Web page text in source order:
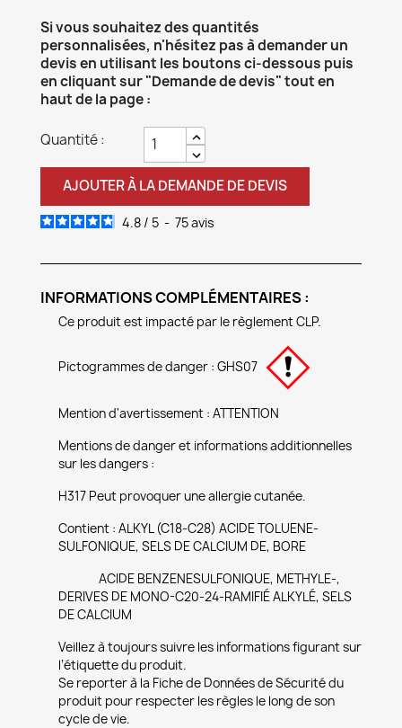
Si vous souhaitez des quantités
personnalisées, n'hésitez pas à demander un
devis en utilisant les boutons ci-dessous puis
en cliquant sur "Demande de devis" tout en
haut de la page :
Quantité :
AJOUTER À LA DEMANDE DE DEVIS
4.8 / 5 - 75avis
INFORMATIONS COMPLÉMENTAIRES :
Ce produit est impacté par le règlement CLP.
Pictogrammes de danger : GHS07
Mention d'avertissement : ATTENTION
Mentions de danger et informations additionnelles
sur les dangers :
H317 Peut provoquer une allergie cutanée.
Contient : ALKYL (C18-C28) ACIDE TOLUENE-
SULFONIQUE, SELS DE CALCIUM DE, BORE
ACIDE BENZENESULFONIQUE, METHYLE-,
DERIVES DE MONO-C20-24-RAMIFIÉ ALKYLÉ, SELS
DE CALCIUM
Veillez à toujours suivre les informations figurant sur
l’étiquette du produit.
Se reporter à la Fiche de Données de Sécurité du
produit pour respecter les règles le long de son
cycle de vie.